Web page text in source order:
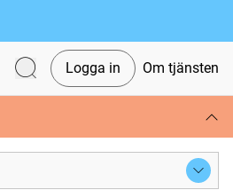
Logga in Om tjänsten